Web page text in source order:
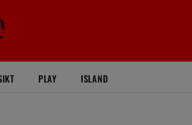
PLAY ISLAND